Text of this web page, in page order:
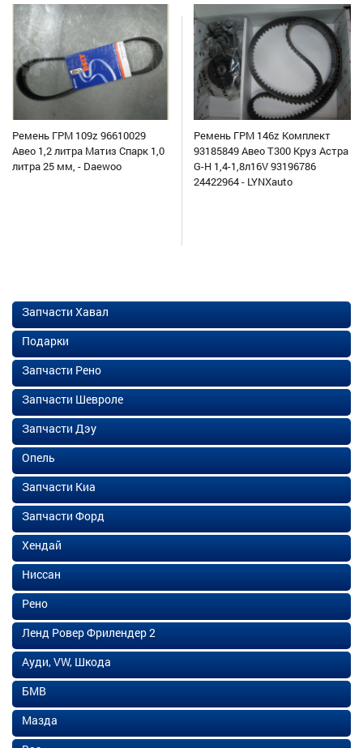
Ремень ГРМ 109z 96610029
Авео 1,2 литра Матиз Спарк 1,0
литра 25 мм, - Daewoo
Ремень ГРМ 146z Комплект
93185849 Авео Т300 Круз Астра
G-H 1,4-1,8л16V 93196786
24422964 - LYNXauto
Запчасти Хавал
Подарки
Запчасти Рено
Запчасти Шевроле
Запчасти Дэу
Опель
Запчасти Киа
Запчасти Форд
Хендай
Ниссан
Рено
Ленд Ровер Фрилендер 2
Ауди, VW, Шкода
БМВ
Мазда